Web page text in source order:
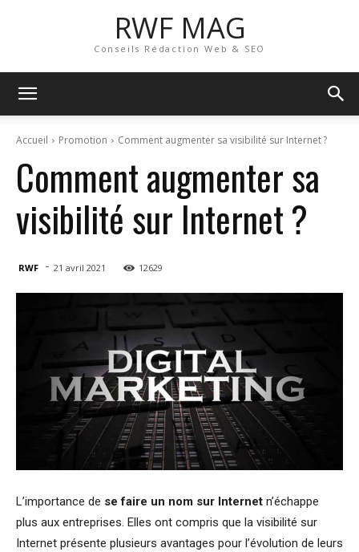
RWF MAG
Conseils Rédaction Web & SEO
Accueil Promotion Comment augmenter sa visibilité sur Internet ?
Comment augmenter sa
visibilité sur Internet ?
RWF - 21 avril 2021 12629
L’importance de se faire un nom sur Internet n’échappe
plus aux entreprises. Elles ont compris que la visibilité sur
Internet présente plusieurs avantages pour l’évolution de leurs